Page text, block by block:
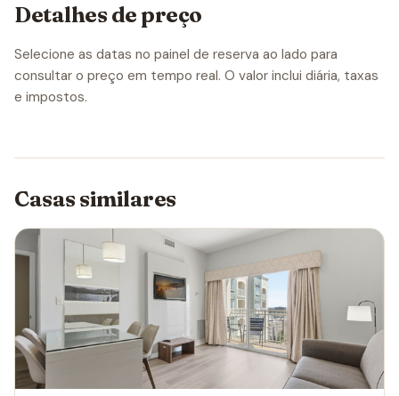
Detalhes de preço
Selecione as datas no painel de reserva ao lado para
consultar o preço em tempo real. O valor inclui diária, taxas
e impostos.
Casas similares